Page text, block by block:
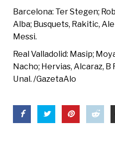
Barcelona: Ter Stegen;
Alba; Busquets, Rakitic,
Messi.
Real Valladolid: Masip;
Nacho; Hervias, Alcaraz, B
Unal. /GazetaAlo